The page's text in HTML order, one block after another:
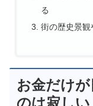
る
街の歴史景観
お金だけ
のは寂しい